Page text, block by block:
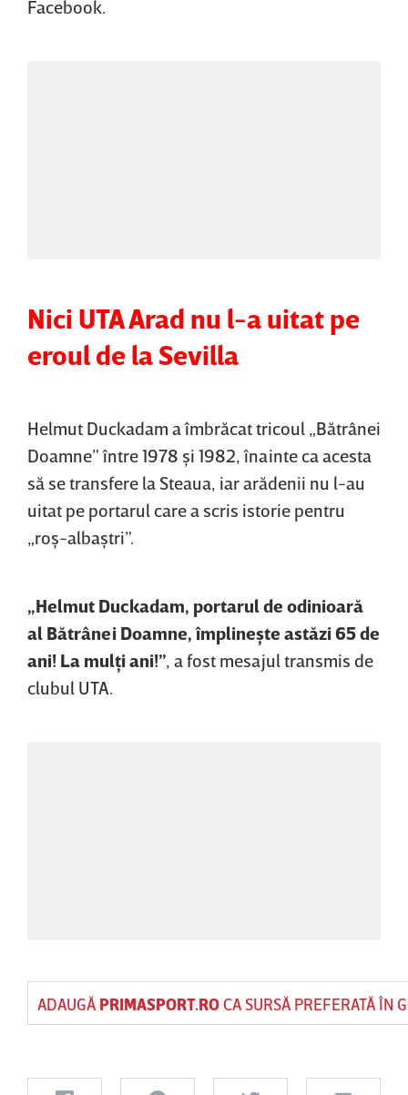
Facebook.
Nici UTA Arad nu l-a uitat pe
eroul de la Sevilla
Helmut Duckadam a îmbrăcat tricoul „Bătrânei
Doamne” între 1978 şi 1982, înainte ca acesta
să se transfere la Steaua, iar arădenii nu l-au
uitat pe portarul care a scris istorie pentru
„roş-albaştri”.
„Helmut Duckadam, portarul de odinioară
al Bătrânei Doamne, împlineşte astăzi 65 de
ani! La mulţi ani!”, a fost mesajul transmis de
clubul UTA.
ADAUGĂ PRIMASPORT.ROCA SURSĂ PREFERATĂ ÎN